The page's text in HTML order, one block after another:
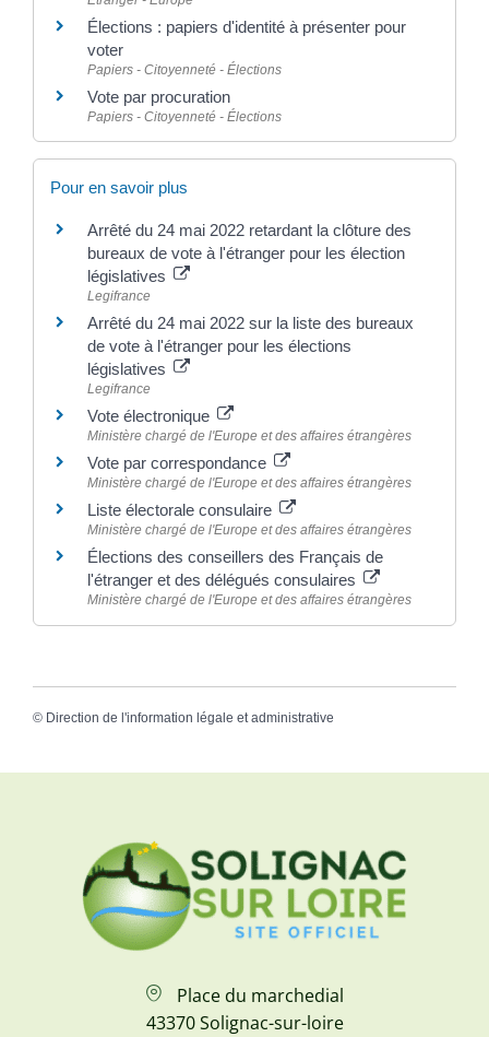
Élections : papiers d'identité à présenter pour
voter
Papiers - Citoyenneté - Élections
Vote par procuration
Papiers - Citoyenneté - Élections
Pour en savoir plus
Arrêté du 24 mai 2022 retardant la clôture des
bureaux de vote à l'étranger pour les élection
législatives
Legifrance
Arrêté du 24 mai 2022 sur la liste des bureaux
de vote à l'étranger pour les élections
législatives
Legifrance
Vote électronique
Ministère chargé de l'Europe et des affaires étrangères
Vote par correspondance
Ministère chargé de l'Europe et des affaires étrangères
Liste électorale consulaire
Ministère chargé de l'Europe et des affaires étrangères
Élections des conseillers des Français de
l'étranger et des délégués consulaires
Ministère chargé de l'Europe et des affaires étrangères
© Direction de l'information légale et administrative
Place du marchedial
43370 Solignac-sur-loire